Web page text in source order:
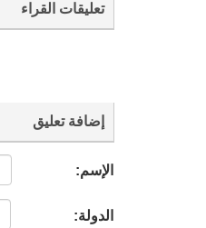
تعليقات القراء
إضافة تعليق
الإسم:
الدولة: